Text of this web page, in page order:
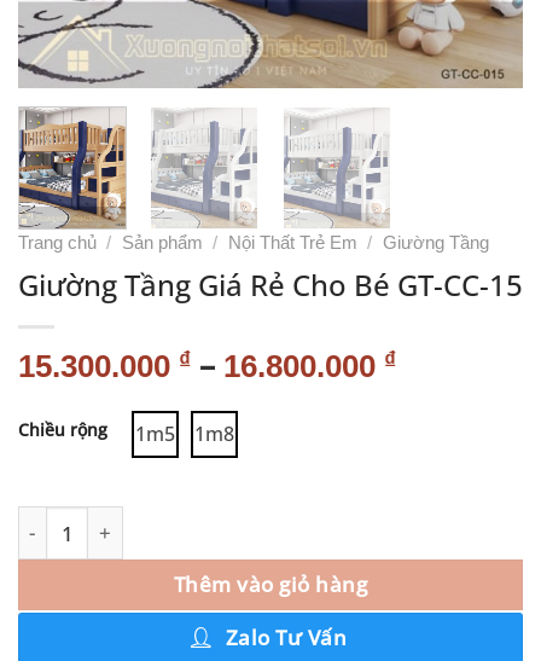
Trang chủ / Sản phẩm / Nội Thất Trẻ Em / Giường Tầng
Giường Tầng Giá Rẻ Cho Bé GT-CC-15
15.300.000 ₫ – 16.800.000 ₫
Chiều rộng 1m5 1m8
Thêm vào giỏ hàng
Zalo Tư Vấn